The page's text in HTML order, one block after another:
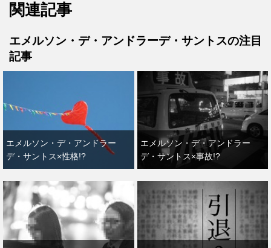
関連記事
エメルソン・デ・アンドラーデ・サントスの注目
記事
エメルソン・デ・アンドラー
デ・サントス×性格!?
エメルソン・デ・アンドラー
デ・サントス×事故!?